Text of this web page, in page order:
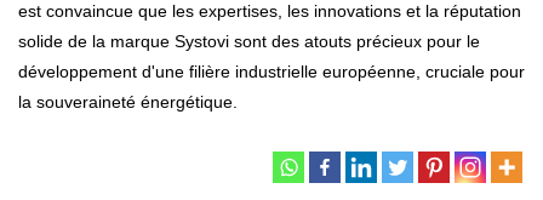
est convaincue que les expertises, les innovations et la réputation
solide de la marque Systovi sont des atouts précieux pour le
développement d'une filière industrielle européenne, cruciale pour
la souveraineté énergétique.